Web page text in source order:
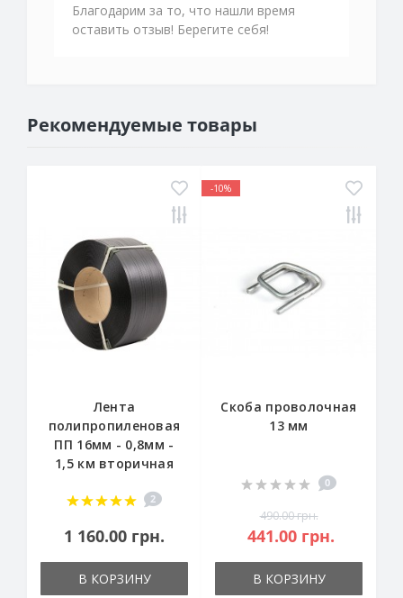
Благодарим за то, что нашли время
оставить отзыв! Берегите себя!
Рекомендуемые товары
Лента
полипропиленовая
ПП 16мм - 0,8мм -
1,5 км вторичная
2
1 160.00 грн.
В КОРЗИНУ
-10%
Скоба проволочная
13 мм
0
490.00 грн.
441.00 грн.
В КОРЗИНУ